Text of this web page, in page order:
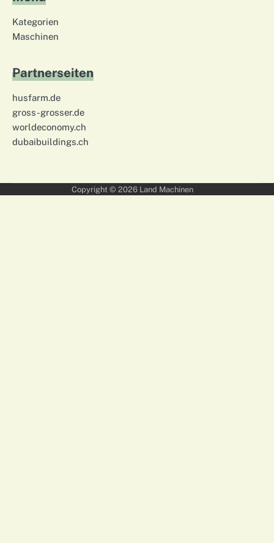
Kategorien
Maschinen
Partnerseiten
husfarm.de
gross-grosser.de
worldeconomy.ch
dubaibuildings.ch
Copyright © 2026 Land Machinen